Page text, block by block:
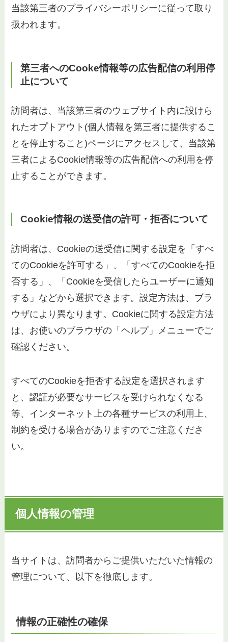
当該第三者のプライバシーポリシーに従って取り
扱われます。
第三者へのCooke情報等の広告配信の利用停
止について
訪問者は、当該第三者のウェブサイト内に設けら
れたオプトアウト(個人情報を第三者に提供するこ
とを停止すること)ページにアクセスして、当該第
三者によるCookie情報等の広告配信への利用を停
止することができます。
Cookie情報の送受信の許可・拒否について
訪問者は、Cookieの送受信に関する設定を「すべ
てのCookieを許可する」、「すべてのCookieを拒
否する」、「Cookieを受信したらユーザーに通知
する」などから選択できます。設定方法は、ブラ
ウザにより異なります。Cookieに関する設定方法
は、お使いのブラウザの「ヘルプ」メニューでご
確認ください。
すべてのCookieを拒否する設定を選択されます
と、認証が必要なサービスを受けられなくなる
等、インターネット上の各種サービスの利用上、
制約を受ける場合がありますのでご注意くださ
い。
個人情報の管理
当サイトは、訪問者からご提供いただいた情報の
管理について、以下を徹底します。
情報の正確性の確保